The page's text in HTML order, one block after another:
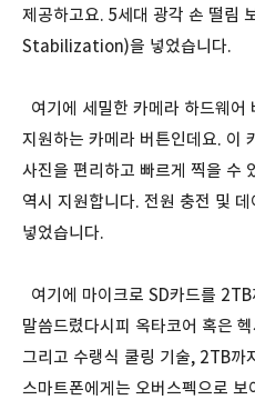
제공하고요. 5세대 광각 손 떨
Stabilization)을 넣었습니다.
여기에 세밀한 카메라 하드웨어
지원하는 카메라 버튼인데요. 이
사진을 편리하고 빠르게 찍을 수
역시 지원합니다. 전원 충전 및
넣었습니다.
여기에 마이크로 SD카드를
말씀드렸다시피 옥타코어 혹은
그리고 수랭식 쿨링 기술, 2TB까
스마트폰에게는 오버스펙으로